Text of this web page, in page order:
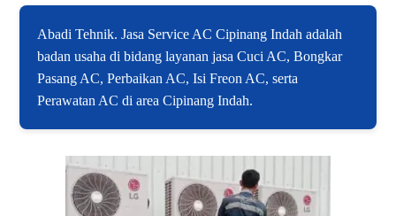
Abadi Tehnik. Jasa Service AC Cipinang Indah adalah
badan usaha di bidang layanan jasa Cuci AC, Bongkar
Pasang AC, Perbaikan AC, Isi Freon AC, serta
Perawatan AC di area Cipinang Indah.